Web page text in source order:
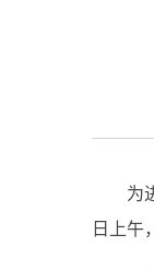
为
日上午